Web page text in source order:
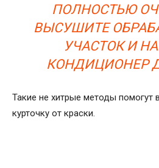
ПОЛНОСТЬЮ
ВЫСУШИТЕ
УЧАСТОК И
КОНДИЦИОНЕР
Такие не хитрые методы помогут
курточку от краски.